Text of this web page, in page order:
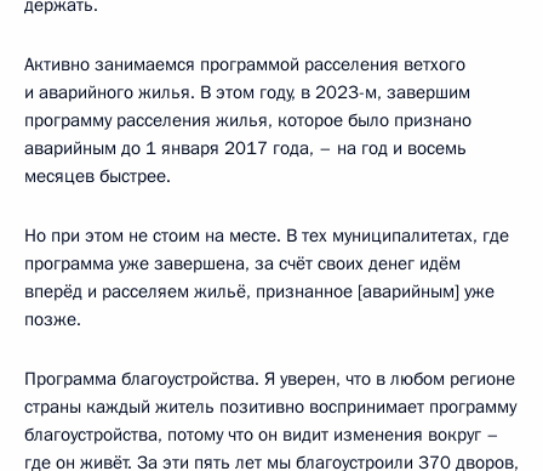
держать.
Активно занимаемся программой расселения ветхого
и аварийного жилья. В этом году, в 2023-м, завершим
программу расселения жилья, которое было признано
аварийным до 1 января 2017 года, – на год и восемь
месяцев быстрее.
Но при этом не стоим на месте. В тех муниципалитетах, где
программа уже завершена, за счёт своих денег идём
вперёд и расселяем жильё, признанное [аварийным] уже
позже.
Программа благоустройства. Я уверен, что в любом регионе
страны каждый житель позитивно воспринимает программу
благоустройства, потому что он видит изменения вокруг –
где он живёт. За эти пять лет мы благоустроили 370 дворов,